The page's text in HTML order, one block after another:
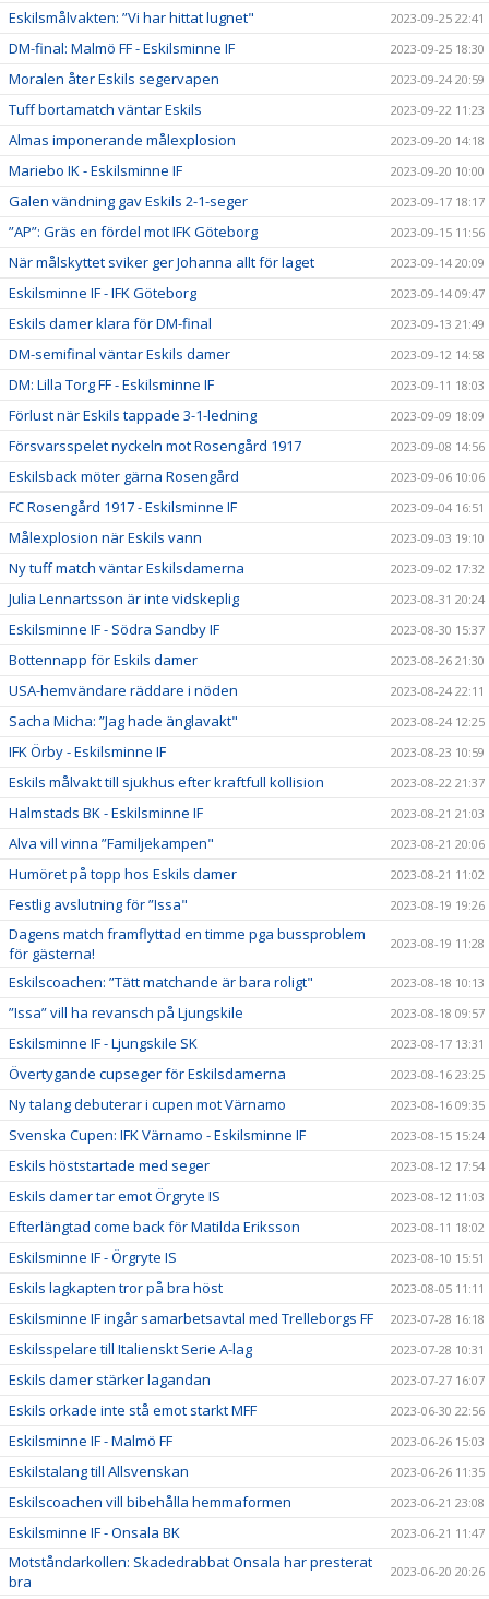
Eskilsmålvakten: ”Vi har hittat lugnet" 2023-09-25 22:41
DM-final: Malmö FF - Eskilsminne IF 2023-09-25 18:30
Moralen åter Eskils segervapen 2023-09-24 20:59
Tuff bortamatch väntar Eskils 2023-09-22 11:23
Almas imponerande målexplosion 2023-09-20 14:18
Mariebo IK - Eskilsminne IF 2023-09-20 10:00
Galen vändning gav Eskils 2-1-seger 2023-09-17 18:17
”AP”: Gräs en fördel mot IFK Göteborg 2023-09-15 11:56
När målskyttet sviker ger Johanna allt för laget 2023-09-14 20:09
Eskilsminne IF - IFK Göteborg 2023-09-14 09:47
Eskils damer klara för DM-final 2023-09-13 21:49
DM-semifinal väntar Eskils damer 2023-09-12 14:58
DM: Lilla Torg FF - Eskilsminne IF 2023-09-11 18:03
Förlust när Eskils tappade 3-1-ledning 2023-09-09 18:09
Försvarsspelet nyckeln mot Rosengård 1917 2023-09-08 14:56
Eskilsback möter gärna Rosengård 2023-09-06 10:06
FC Rosengård 1917 - Eskilsminne IF 2023-09-04 16:51
Målexplosion när Eskils vann 2023-09-03 19:10
Ny tuff match väntar Eskilsdamerna 2023-09-02 17:32
Julia Lennartsson är inte vidskeplig 2023-08-31 20:24
Eskilsminne IF - Södra Sandby IF 2023-08-30 15:37
Bottennapp för Eskils damer 2023-08-26 21:30
USA-hemvändare räddare i nöden 2023-08-24 22:11
Sacha Micha: ”Jag hade änglavakt" 2023-08-24 12:25
IFK Örby - Eskilsminne IF 2023-08-23 10:59
Eskils målvakt till sjukhus efter kraftfull kollision 2023-08-22 21:37
Halmstads BK - Eskilsminne IF 2023-08-21 21:03
Alva vill vinna ”Familjekampen" 2023-08-21 20:06
Humöret på topp hos Eskils damer 2023-08-21 11:02
Festlig avslutning för ”Issa" 2023-08-19 19:26
Dagens match framflyttad en timme pga bussproblem
för gästerna!
2023-08-19 11:28
Eskilscoachen: ”Tätt matchande är bara roligt" 2023-08-18 10:13
”Issa” vill ha revansch på Ljungskile 2023-08-18 09:57
Eskilsminne IF - Ljungskile SK 2023-08-17 13:31
Övertygande cupseger för Eskilsdamerna 2023-08-16 23:25
Ny talang debuterar i cupen mot Värnamo 2023-08-16 09:35
Svenska Cupen: IFK Värnamo - Eskilsminne IF 2023-08-15 15:24
Eskils höststartade med seger 2023-08-12 17:54
Eskils damer tar emot Örgryte IS 2023-08-12 11:03
Efterlängtad come back för Matilda Eriksson 2023-08-11 18:02
Eskilsminne IF - Örgryte IS 2023-08-10 15:51
Eskils lagkapten tror på bra höst 2023-08-05 11:11
Eskilsminne IF ingår samarbetsavtal med Trelleborgs FF 2023-07-28 16:18
Eskilsspelare till Italienskt Serie A-lag 2023-07-28 10:31
Eskils damer stärker lagandan 2023-07-27 16:07
Eskils orkade inte stå emot starkt MFF 2023-06-30 22:56
Eskilsminne IF - Malmö FF 2023-06-26 15:03
Eskilstalang till Allsvenskan 2023-06-26 11:35
Eskilscoachen vill bibehålla hemmaformen 2023-06-21 23:08
Eskilsminne IF - Onsala BK 2023-06-21 11:47
Motståndarkollen: Skadedrabbat Onsala har presterat
bra
2023-06-20 20:26